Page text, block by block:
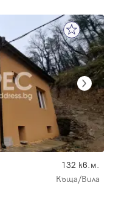
132 кв.м.
Къща/Вила